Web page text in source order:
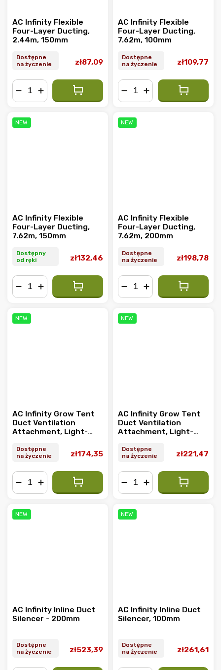
AC Infinity Flexible
Four-Layer Ducting,
2.44m, 150mm
Dostępne
na życzenie
zł87,09
AC Infinity Flexible
Four-Layer Ducting,
7.62m, 100mm
Dostępne
na życzenie
zł109,77
NEW
AC Infinity Flexible
Four-Layer Ducting,
7.62m, 150mm
Dostępny
od ręki
zł132,46
NEW
AC Infinity Flexible
Four-Layer Ducting,
7.62m, 200mm
Dostępne
na życzenie
zł198,78
NEW
AC Infinity Grow Tent
Duct Ventilation
Attachment, Light-
Resistant 2-Pack -
150mm
Dostępne
na życzenie
zł174,35
NEW
AC Infinity Grow Tent
Duct Ventilation
Attachment, Light-
Resistant 2-Pack -
200mm
Dostępne
na życzenie
zł221,47
NEW
AC Infinity Inline Duct
Silencer - 200mm
Dostępne
na życzenie
zł523,39
NEW
AC Infinity Inline Duct
Silencer, 100mm
Dostępne
na życzenie
zł261,61